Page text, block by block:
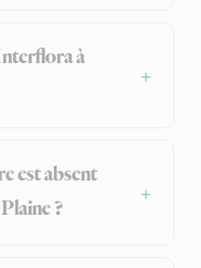
à
est absent
?